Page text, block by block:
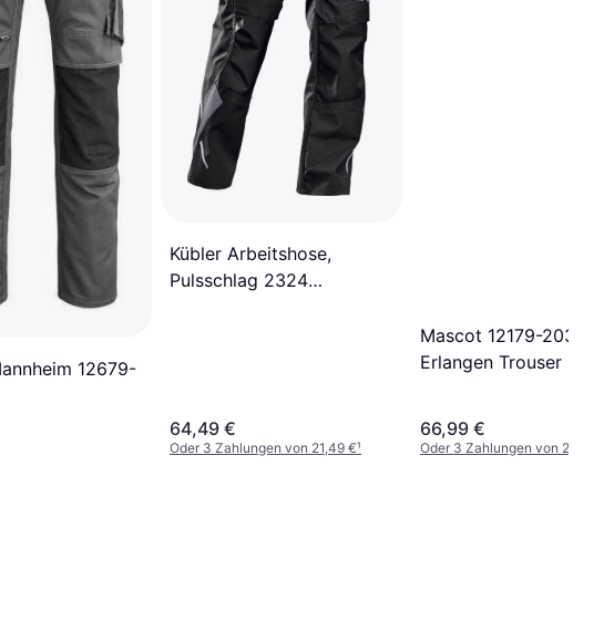
12679-
Kübler Arbeitshose,
Pulsschlag 2324
64,49 €
Oder 3 Zahlungen von 21,49 €¹
Mascot 12179-203
Erlangen Trouser
66,99 €
Oder 3 Zahlungen von 22,33